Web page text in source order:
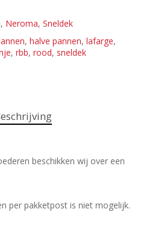
, Neroma, Sneldek
, halve pannen, lafarge,
, rbb, rood, sneldek
beschikken wij over een
per pakketpost is niet mogelijk.